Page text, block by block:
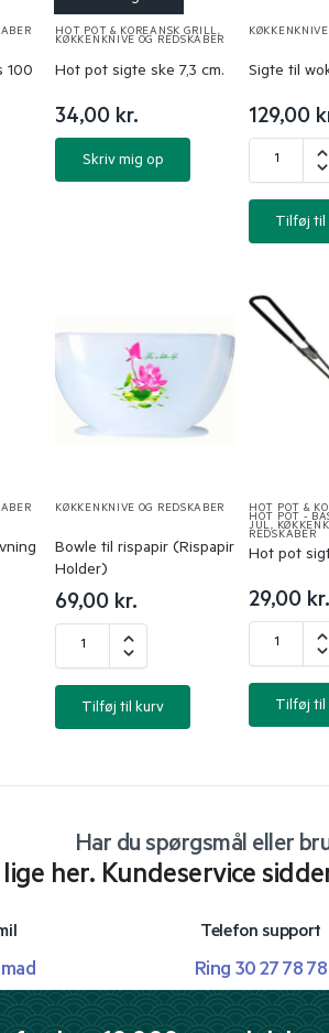
100
HOT POT & KOREANSK GRILL,
KØKKENKNIVE OG REDSKABER
Hot pot sigte ske 7,3 cm.
34,00 kr.
Skriv mig op
Sigte til
129,00
Tilføj til
KØKKENKNIVE OG REDSKABER
Bowle til rispapir (Rispapir
Holder)
69,00 kr.
Tilføj til kurv
HOT POT &
HOT POT -
JUL,
REDSKABER
Hot pot
29,00 kr.
Tilføj til
Har du spørgsmål eller
lige her. Kundeservice
Telefon support
Ring 30 27 78 78